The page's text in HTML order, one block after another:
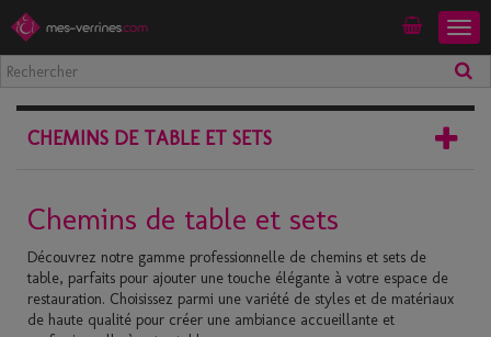
Mon compte
CHEMINS DE TABLE ET SETS
Chemins de table et sets
Découvrez notre gamme professionnelle de chemins et sets de
table, parfaits pour ajouter une touche élégante à votre espace de
restauration. Choisissez parmi une variété de styles et de matériaux
de haute qualité pour créer une ambiance accueillante et